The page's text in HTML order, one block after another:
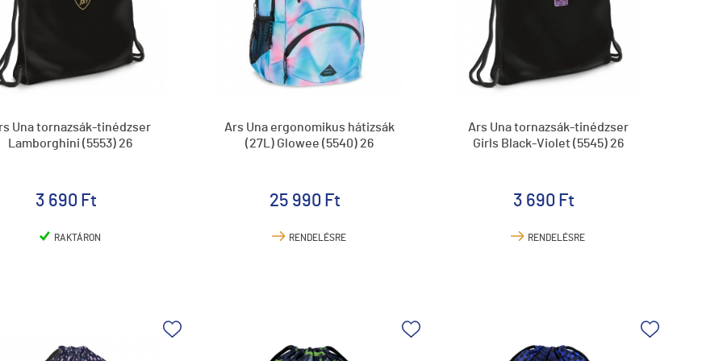
Una tornazsák-tinédzser
Lamborghini (5553) 26
3 690 Ft
RAKTÁRON
Ars Una ergonomikus hátizsák
(27L) Glowee (5540) 26
25 990 Ft
RENDELÉSRE
Ars Una tornazsák-tinédzser
Girls Black-Violet (5545) 26
3 690 Ft
RENDELÉSRE